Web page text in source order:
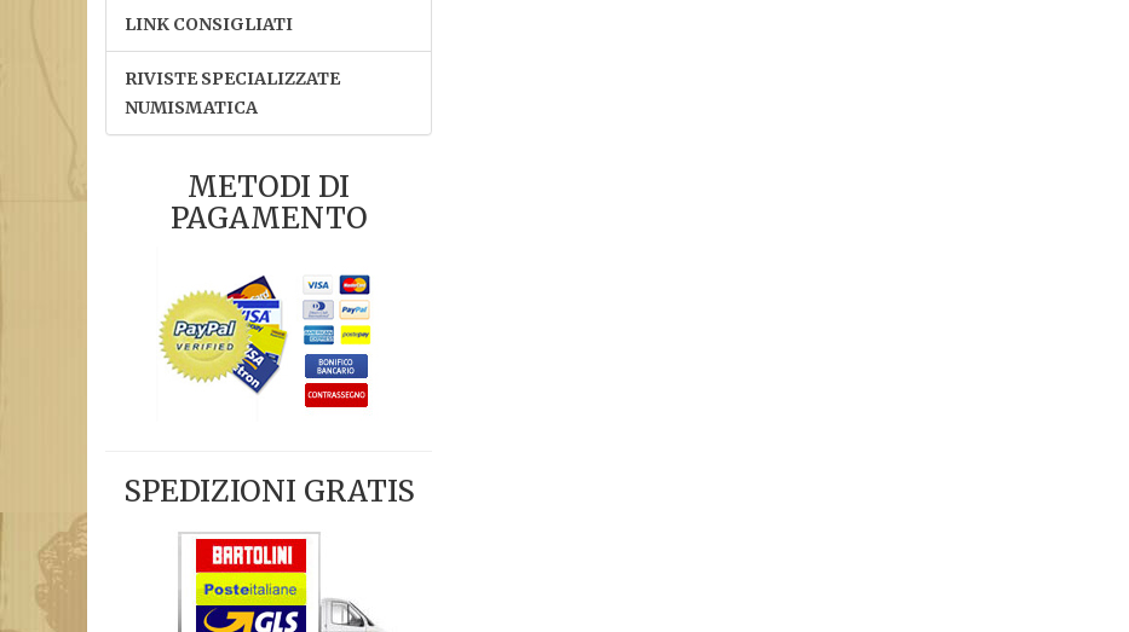
LINK CONSIGLIATI
RIVISTE SPECIALIZZATE
NUMISMATICA
METODI DI
PAGAMENTO
SPEDIZIONI GRATIS